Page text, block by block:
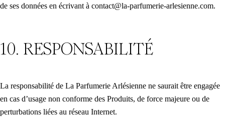
de ses données en écrivant à contact@la-parfumerie-arlesienne.com.
10. RESPONSABILITÉ
La responsabilité de La Parfumerie Arlésienne ne saurait être engagée
en cas d’usage non conforme des Produits, de force majeure ou de
perturbations liées au réseau Internet.